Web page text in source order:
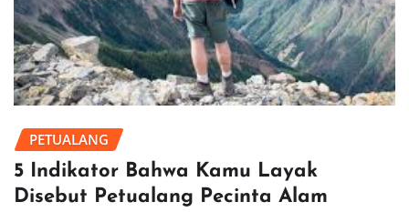
PETUALANG
5 Indikator Bahwa Kamu Layak
Disebut Petualang Pecinta Alam